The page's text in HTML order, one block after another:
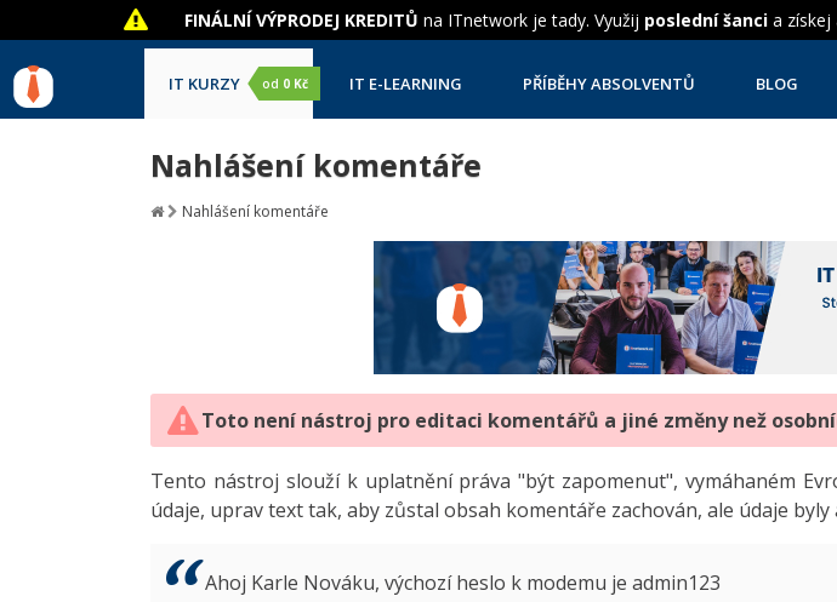
FINÁLNÍ VÝPRODEJ KREDITŮ na ITnetwork je tady. Využij poslední šanci a získej
IT KURZY od 0 Kč IT E-LEARNING PŘÍBĚHY ABSOLVENTŮ BLOG
Nahlášení komentáře
Nahlášení komentáře
Toto není nástroj pro editaci komentářů a jiné změny než
Tento nástroj slouží k uplatnění práva "být zapomenut", vymáhaném
údaje, uprav text tak, aby zůstal obsah komentáře zachován, ale údaje byly
Ahoj Karle Nováku, výchozí heslo k modemu je admin123